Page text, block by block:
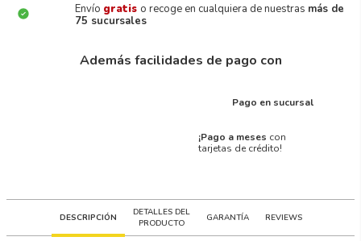
Envío gratis o recoge en cualquiera de nuestras más de
75 sucursales
Además facilidades de pago con
Pago en sucursal
¡Pago a meses con
tarjetas de crédito!
DESCRIPCIÓN
DETALLES DEL
PRODUCTO
GARANTÍA REVIEWS